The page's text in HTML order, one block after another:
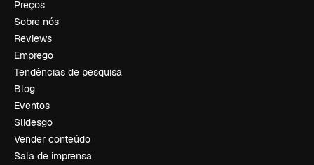
Preços
Sobre nós
Reviews
Emprego
Tendências de pesquisa
Blog
Eventos
Slidesgo
Vender conteúdo
Sala de imprensa